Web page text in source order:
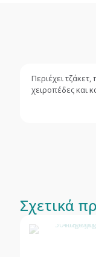
Περιέχει
χειροπέδες και
Σχετικά